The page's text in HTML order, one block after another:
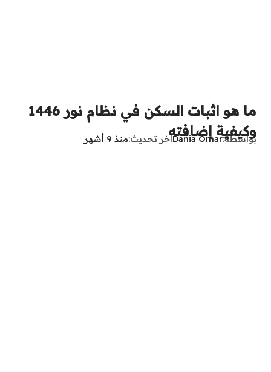
ما هو اثبات السكن في نظام نور 1446
وكيفية إضافته
بواسطةDania Omarآخر تحديث منذ 9 أشهر